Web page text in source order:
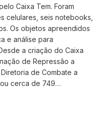
Caixa Tem. Foram
celulares, seis notebooks,
Os objetos apreendidos
e análise para
a criação do Caixa
de Repressão a
de Combate a
cerca de 749…